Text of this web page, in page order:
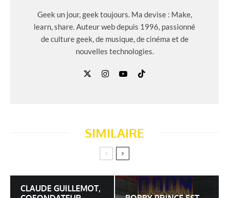
Geek un jour, geek toujours. Ma devise : Make,
learn, share. Auteur web depuis 1996, passionné
de culture geek, de musique, de cinéma et de
nouvelles technologies.
SIMILAIRE
CLAUDE GUILLEMOT,